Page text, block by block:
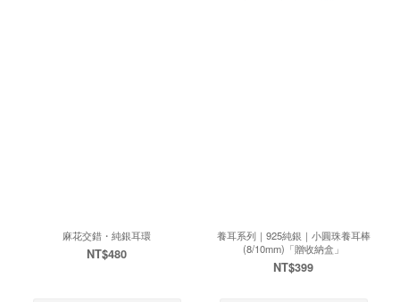
麻花交錯・純銀耳環
NT$480
養耳系列｜925純銀｜小圓珠養耳棒
(8/10mm)「贈收納盒」
NT$399